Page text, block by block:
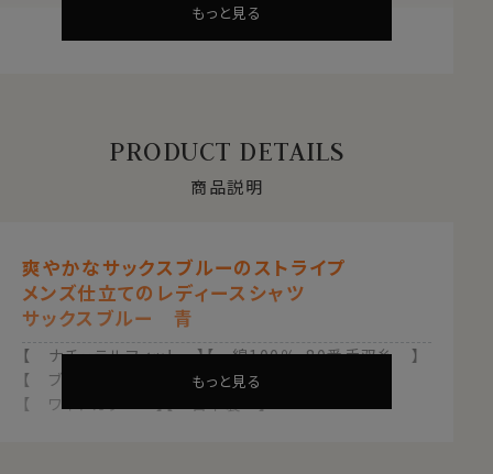
もっと見る
PRODUCT DETAILS
商品説明
爽やかなサックスブルーのストライプ
メンズ仕立てのレディースシャツ
サックスブルー 青
【 ナチュラルフィット 】【 綿100％・80番手双糸 】
【 ブロード 】
【 ワイドカラー 】【 日本製 】
もっと見る